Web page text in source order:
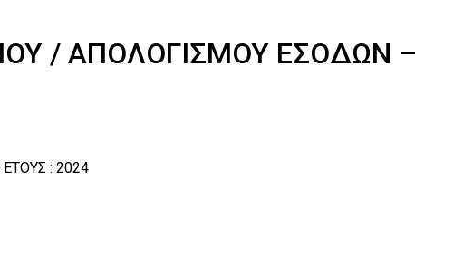
/ ΑΠΟΛΟΓΙΣΜΟΥ ΕΣΟΔΩΝ –
: 2024